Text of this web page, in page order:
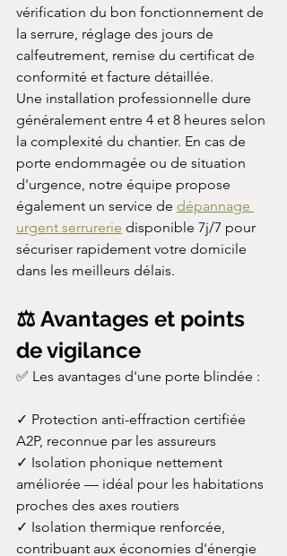
vérification du bon fonctionnement de
la serrure, réglage des jours de
calfeutrement, remise du certificat de
conformité et facture détaillée.
Une installation professionnelle dure
généralement entre 4 et 8 heures selon
la complexité du chantier. En cas de
porte endommagée ou de situation
d'urgence, notre équipe propose
également un service de dépannage
urgent serrurerie disponible 7j/7 pour
sécuriser rapidement votre domicile
dans les meilleurs délais.
⚖️ Avantages et points
de vigilance
✅ Les avantages d'une porte blindée :
✓ Protection anti-effraction certifiée
A2P, reconnue par les assureurs
✓ Isolation phonique nettement
améliorée — idéal pour les habitations
proches des axes routiers
✓ Isolation thermique renforcée,
contribuant aux économies d'énergie